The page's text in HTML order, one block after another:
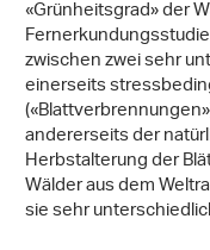
«Grünheitsgrad» der
zwischen zwei sehr
einerseits
andererseits der
Herbstalterung der
Wälder aus dem
sie sehr